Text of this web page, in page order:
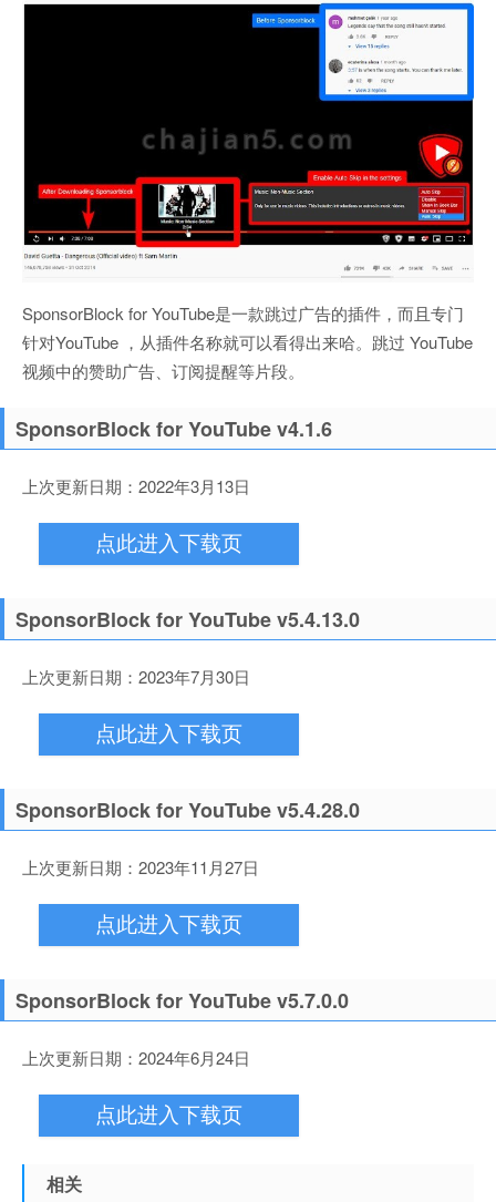
SponsorBlock for YouTube是一款跳过广告的插件，而且专门
针对YouTube ，从插件名称就可以看得出来哈。跳过 YouTube
视频中的赞助广告、订阅提醒等片段。
SponsorBlock for YouTube v4.1.6
上次更新日期：2022年3月13日
点此进入下载页
SponsorBlock for YouTube v5.4.13.0
上次更新日期：2023年7月30日
点此进入下载页
SponsorBlock for YouTube v5.4.28.0
上次更新日期：2023年11月27日
点此进入下载页
SponsorBlock for YouTube v5.7.0.0
上次更新日期：2024年6月24日
点此进入下载页
相关